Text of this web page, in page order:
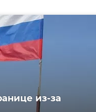
из-за